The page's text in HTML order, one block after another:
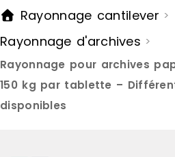
Rayonnage cantilever >
Rayonnage d'archives >
Rayonnage pour archives
150 kg par tablette –
disponibles